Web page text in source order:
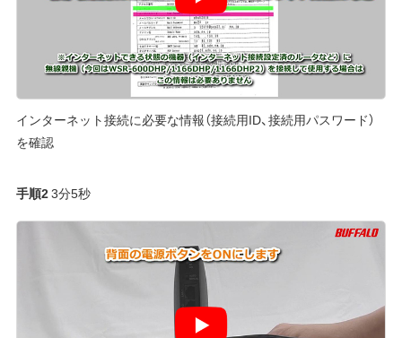
インターネット接続に必要な情報（接続用ID、接続用パスワード）
を確認
手順23分5秒